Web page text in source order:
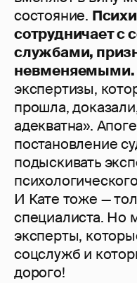
состояние.
сотрудничает с
службами,
невменяемыми.
экспертизы,
прошла,
адекватна».
постановление
подыскивать
И Кате тоже —
специалиста. Но
эксперты,
соцслужб и
дорого!